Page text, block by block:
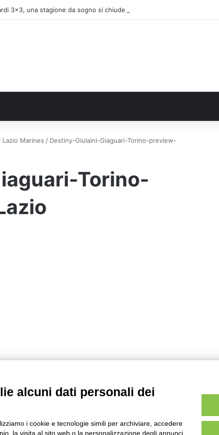
3×3, una stagione da sogno si chiude alle Finals di Riccione
Marines / Destiny-Giulaini-Giaguari-Torino-preview-
Torino-
alcuni dati personali dei
i cookie e tecnologie simili per archiviare, accedere
la visita al sito web o la personalizzazione degli annunci.